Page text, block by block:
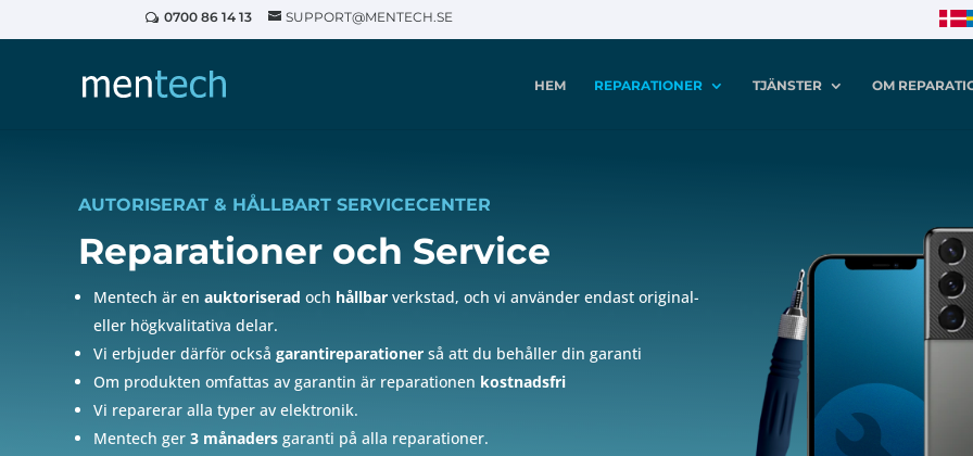
0700 86 14 13 SUPPORT@MENTECH.SE
HEM REPARATIONER TJÄNSTER OM
AUTORISERAT & HÅLLBART SERVICECENTER
Reparationer och Service
Mentech är en auktoriserad och hållbar verkstad, och vi använder endast original-
eller högkvalitativa delar.
Vi erbjuder därför också garantireparationer så att du behåller din garanti
Om produkten omfattas av garantin är reparationen kostnadsfri
Vi reparerar alla typer av elektronik.
Mentech ger 3 månaders garanti på alla reparationer.